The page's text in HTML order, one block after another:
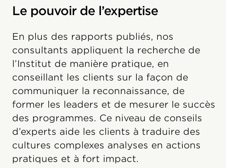
Le pouvoir de l’expertise
En plus des rapports publiés, nos
consultants appliquent la recherche de
l’Institut de manière pratique, en
conseillant les clients sur la façon de
communiquer la reconnaissance, de
former les leaders et de mesurer le succès
des programmes. Ce niveau de conseils
d’experts aide les clients à traduire des
cultures complexes analyses en actions
pratiques et à fort impact.